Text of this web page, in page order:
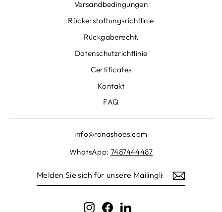
Versandbedingungen
Rückerstattungsrichtlinie
Rückgaberecht,
Datenschutzrichtlinie
Certificates
Kontakt
FAQ
info@ronashoes.com
WhatsApp: 7487444487
Instagram
FacebookLinkedIn